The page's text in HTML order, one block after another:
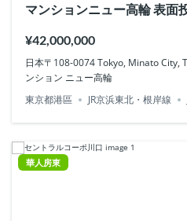
マンションニュー高輪 表面
¥42,000,000
日本〒108-0074 Tokyo, Minato City,
ンション ニュー高輪
東京都港區
JR京浜東北・根岸線
華人房東